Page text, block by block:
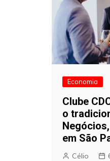
Economia
Clube
o
em São
Célio